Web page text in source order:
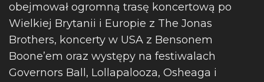
obejmował ogromną trasę koncertową po
Wielkiej Brytanii i Europie z The Jonas
Brothers, koncerty w USA z Bensonem
Boone’em oraz występy na festiwalach
Governors Ball, Lollapalooza, Osheaga i